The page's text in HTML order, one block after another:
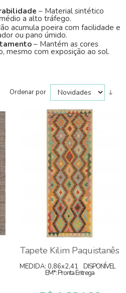
– Material sintético
a alto tráfego.
acumula poeira com facilidade e
ou pano úmido.
– Mantém as cores
mesmo com exposição ao sol.
Ordenar por
Tapete Kilim Paquistanês
MEDIDA: 0,86x2,41 DISPONÍVEL
EM*: Pronta Entrega